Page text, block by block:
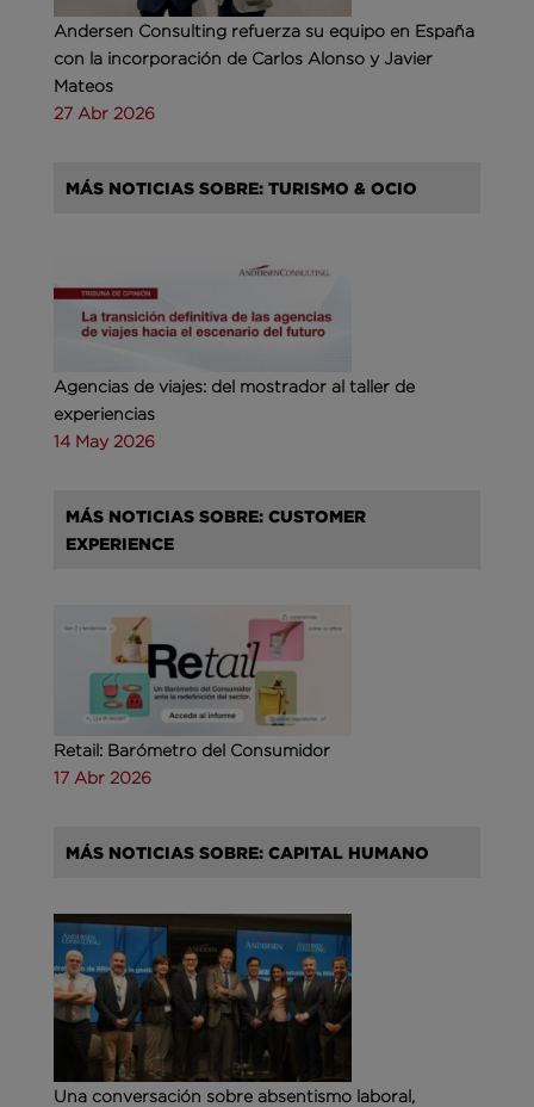
Andersen Consulting refuerza su equipo en España
con la incorporación de Carlos Alonso y Javier
Mateos
27 Abr 2026
MÁS NOTICIAS SOBRE: TURISMO & OCIO
Agencias de viajes: del mostrador al taller de
experiencias
14 May 2026
MÁS NOTICIAS SOBRE: CUSTOMER
EXPERIENCE
Retail: Barómetro del Consumidor
17 Abr 2026
MÁS NOTICIAS SOBRE: CAPITAL HUMANO
Una conversación sobre absentismo laboral,